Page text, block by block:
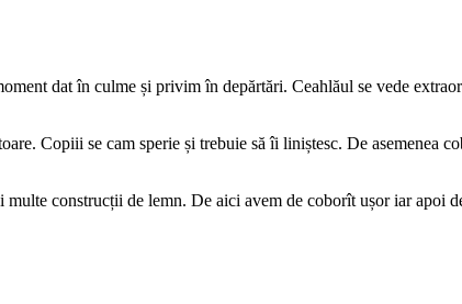
dat în culme și privim în depărtări. Ceahlăul se vede
Copiii se cam sperie și trebuie să îi liniștesc. De asemenea
construcții de lemn. De aici avem de coborît ușor iar apoi